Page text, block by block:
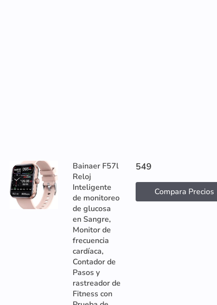
Bainaer F57l
Reloj
Inteligente
de monitoreo
de glucosa
en Sangre,
Monitor de
frecuencia
cardíaca,
Contador de
Pasos y
rastreador de
Fitness con
549
Compara Precios